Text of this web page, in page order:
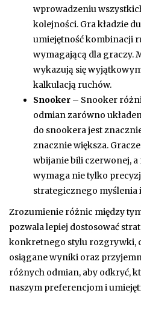
wprowadzeniu
kolejności. Gra kładzie
umiejętność kombinacji
wymagającą dla graczy.
wykazują się
kalkulacją ruchów.
Snooker – Snooker
odmian zarówno
do snookera jest
znacznie większa.
wbijanie bili czerwonej,
wymaga nie tylko
strategicznego myślenia
Zrozumienie różnic między
pozwala lepiej dostosować
konkretnego stylu rozgrywki,
osiągane wyniki oraz
różnych odmian, aby odkryć,
naszym preferencjom i